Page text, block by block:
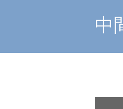
中